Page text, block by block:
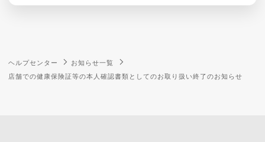
ヘルプセンター
お知らせ一覧
店舗での健康保険証等の本人確認書類としてのお取り扱い終了のお知らせ